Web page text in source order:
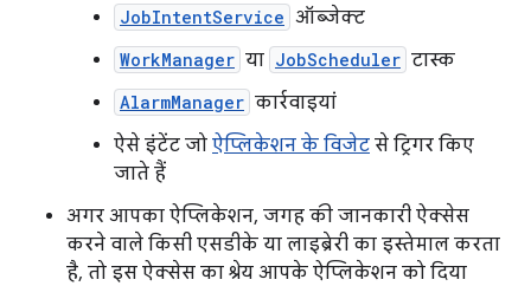
JobIntentService ऑब्जेक्ट
WorkManager या JobScheduler टास्क
AlarmManager कार्रवाइयां
ऐसे इंटेंट जो ऐप्लिकेशन के विजेट से ट्रिगर किए
जाते हैं
अगर आपका ऐप्लिकेशन, जगह की जानकारी ऐक्सेस
करने वाले किसी एसडीके या लाइब्रेरी का इस्तेमाल करता
है, तो इस ऐक्सेस का श्रेय आपके ऐप्लिकेशन को दिया